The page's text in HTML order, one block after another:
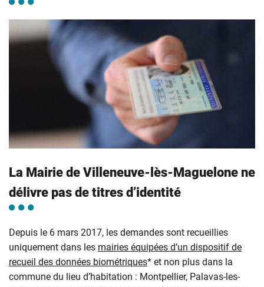
La Mairie de Villeneuve-lès-Maguelone ne
délivre pas de titres d’identité
Depuis le 6 mars 2017, les demandes sont recueillies
uniquement dans les mairies équipées d’un dispositif de
recueil des données biométriques* et non plus dans la
commune du lieu d’habitation : Montpellier, Palavas-les-